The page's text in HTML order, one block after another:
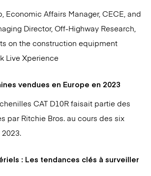
vendues en Europe en 2023
: Les tendances clés à surveiller